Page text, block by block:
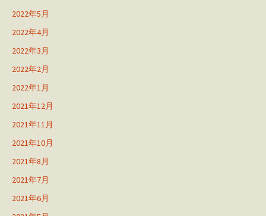
2022年5月
2022年4月
2022年3月
2022年2月
2022年1月
2021年12月
2021年11月
2021年10月
2021年8月
2021年7月
2021年6月